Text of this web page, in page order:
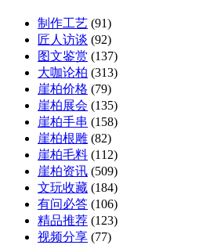
制作工艺 (91)
匠人访谈 (92)
图文鉴赏 (137)
大咖论柏 (313)
崖柏价格 (79)
崖柏展会 (135)
崖柏手串 (158)
崖柏根雕 (82)
崖柏毛料 (112)
崖柏资讯 (509)
文玩收藏 (184)
有问必答 (106)
精品推荐 (123)
视频分享 (77)